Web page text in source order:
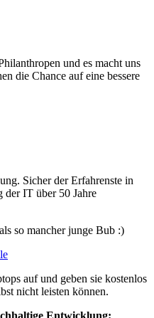
und es macht uns
die Chance auf eine bessere
Sicher der Erfahrenste in
der IT über 50 Jahre
so mancher junge Bub :)
auf und geben sie kostenlos
nicht leisten können.